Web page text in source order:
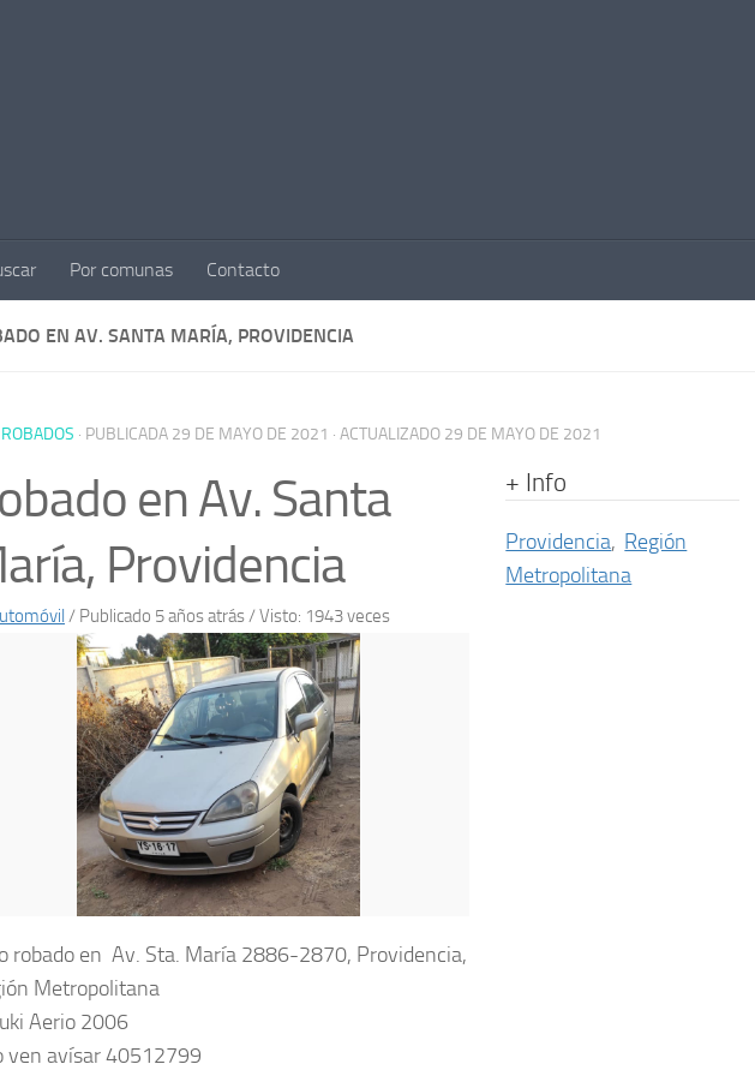
Por comunas Contacto
EN AV. SANTA MARÍA, PROVIDENCIA
ROBADOS · PUBLICADA 29 DE MAYO DE 2021 · ACTUALIZADO 29 DE MAYO DE 2021
en Av. Santa
Providencia
/ Publicado 5 años atrás/ Visto: 1943 veces
robado en Av. Sta. María 2886-2870, Providencia,
Metropolitana
Aerio 2006
ven avísar 40512799
+ Info
Providencia, Región
Metropolitana